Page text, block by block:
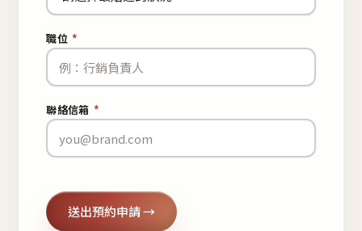
職位 *
聯絡信箱 *
送出預約申請 →